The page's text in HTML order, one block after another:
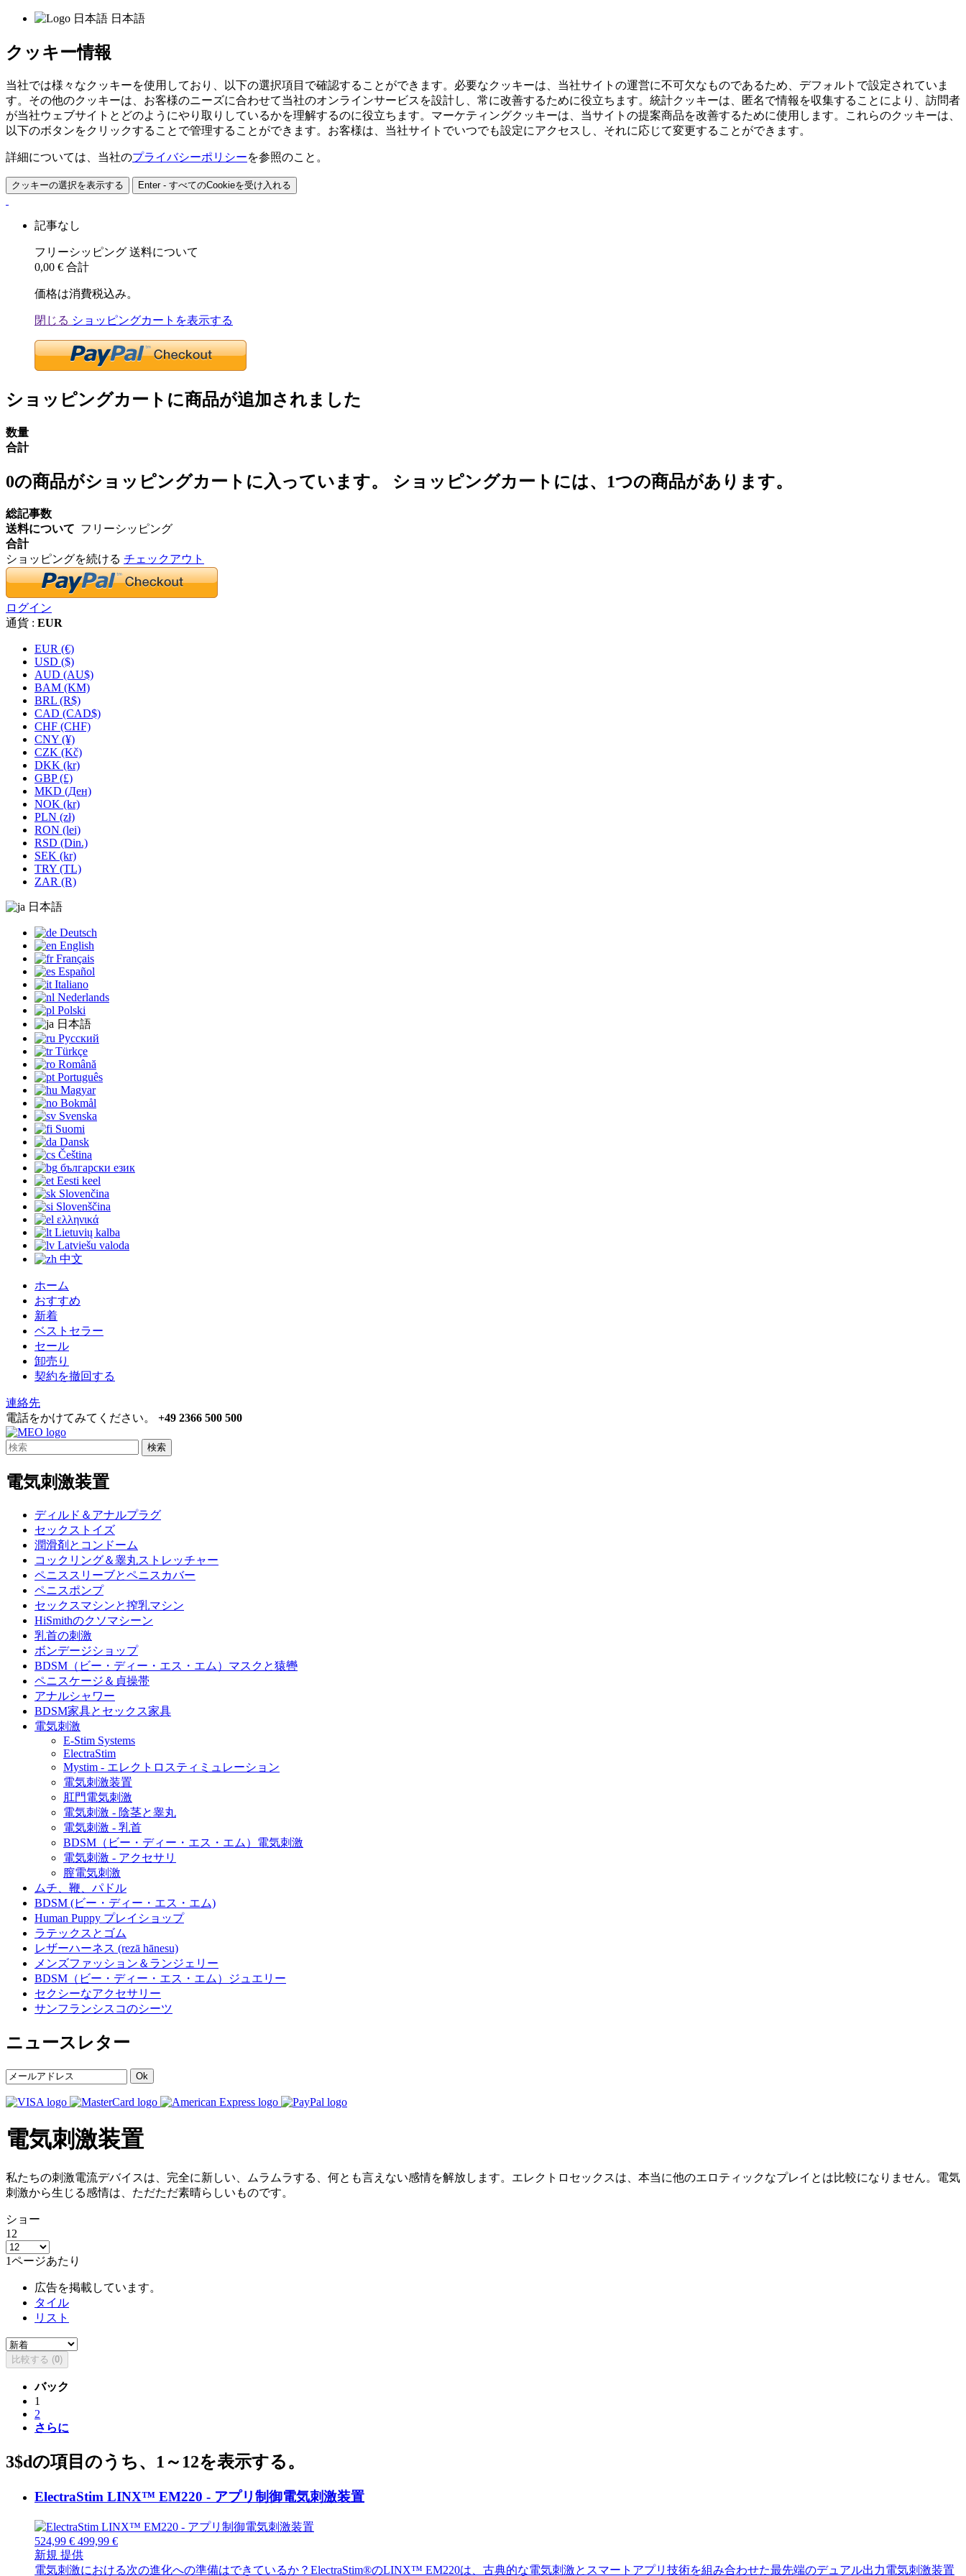
日本語
クッキー情報
当社では様々なクッキーを使用しており、以下の選択項目で確認することができます。必要なクッキーは、当社サイトの運営に不可欠なものであるため、デフォルトで設定されていま
す。その他のクッキーは、お客様のニーズに合わせて当社のオンラインサービスを設計し、常に改善するために役立ちます。統計クッキーは、匿名で情報を収集することにより、訪問者
が当社ウェブサイトとどのようにやり取りしているかを理解するのに役立ちます。マーケティングクッキーは、当サイトの提案商品を改善するために使用します。これらのクッキーは、
以下のボタンをクリックすることで管理することができます。お客様は、当社サイトでいつでも設定にアクセスし、それに応じて変更することができます。
詳細については、当社のプライバシーポリシーを参照のこと。
クッキーの選択を表示する Enter - すべてのCookieを受け入れる
記事なし
フリーシッピング 送料について
0,00 € 合計
価格は消費税込み。
閉じる ショッピングカートを表示する
ショッピングカートに商品が追加されました
数量
合計
0の商品がショッピングカートに入っています。 ショッピングカートには、1つの商品があります。
総記事数
送料について フリーシッピング
合計
ショッピングを続ける チェックアウト
ログイン
通貨 : EUR
EUR (€)
USD ($)
AUD (AU$)
BAM (KM)
BRL (R$)
CAD (CAD$)
CHF (CHF)
CNY (¥)
CZK (Kč)
DKK (kr)
GBP (£)
MKD (Ден)
NOK (kr)
PLN (zł)
RON (lei)
RSD (Din.)
SEK (kr)
TRY (TL)
ZAR (R)
日本語
Deutsch
English
Français
Español
Italiano
Nederlands
Polski
日本語
Русский
Türkçe
Română
Português
Magyar
Bokmål
Svenska
Suomi
Dansk
Čeština
български език
Eesti keel
Slovenčina
Slovenščina
ελληνικά
Lietuvių kalba
Latviešu valoda
中文
ホーム
おすすめ
新着
ベストセラー
セール
卸売り
契約を撤回する
連絡先
電話をかけてみてください。 +49 2366 500 500
検索
電気刺激装置
ディルド＆アナルプラグ
セックストイズ
潤滑剤とコンドーム
コックリング＆睾丸ストレッチャー
ペニススリーブとペニスカバー
ペニスポンプ
セックスマシンと搾乳マシン
HiSmithのクソマシーン
乳首の刺激
ボンデージショップ
BDSM（ビー・ディー・エス・エム）マスクと猿轡
ペニスケージ＆貞操帯
アナルシャワー
BDSM家具とセックス家具
電気刺激
E-Stim Systems
ElectraStim
Mystim - エレクトロスティミュレーション
電気刺激装置
肛門電気刺激
電気刺激 - 陰茎と睾丸
電気刺激 - 乳首
BDSM（ビー・ディー・エス・エム）電気刺激
電気刺激 - アクセサリ
膣電気刺激
ムチ、鞭、パドル
BDSM (ビー・ディー・エス・エム)
Human Puppy プレイショップ
ラテックスとゴム
レザーハーネス (rezā hānesu)
メンズファッション＆ランジェリー
BDSM（ビー・ディー・エス・エム）ジュエリー
セクシーなアクセサリー
サンフランシスコのシーツ
ニュースレター
Ok
電気刺激装置
私たちの刺激電流デバイスは、完全に新しい、ムラムラする、何とも言えない感情を解放します。エレクトロセックスは、本当に他のエロティックなプレイとは比較になりません。電気
刺激から生じる感情は、ただただ素晴らしいものです。
ショー
12
1ページあたり
広告を掲載しています。
タイル
リスト
比較する (0)
バック
1
2
さらに
3$dの項目のうち、1～12を表示する。
ElectraStim LINX™ EM220 - アプリ制御電気刺激装置
524,99 € 499,99 €
新規 提供
電気刺激における次の進化への準備はできているか？ElectraStim®のLINX™ EM220は、古典的な電気刺激とスマートアプリ技術を組み合わせた最先端のデュアル出力電気刺激装置